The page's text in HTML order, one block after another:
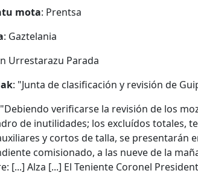
mota: Prentsa
: Gaztelania
Urrestarazu Parada
: "Junta de clasificación y revisión de
verificarse la revisión de los
de inutilidades; los excluídos totales,
y cortos de talla, se presentarán
comisionado, a las nueve de la
[...] Alza [...] El Teniente Coronel